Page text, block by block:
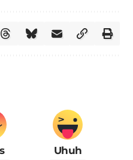
Uhuh